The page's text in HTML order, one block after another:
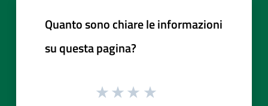
Quanto sono chiare le informazioni
su questa pagina?